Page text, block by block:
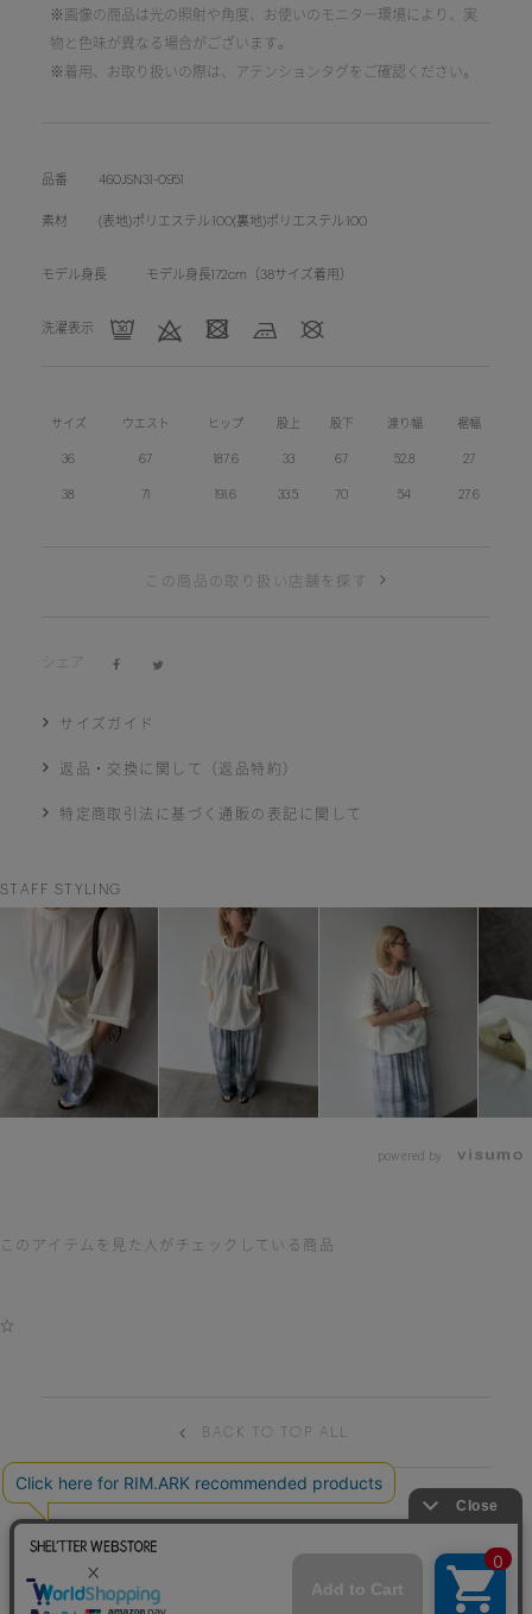
※画像の商品は光の照射や角度、お使いのモニター環境により、実
物と色味が異なる場合がございます。
※着用、お取り扱いの際は、アテンションタグをご確認ください。
品番 460JSN31-0951
素材 (表地)ポリエステル:100(裏地)ポリエステル:100
モデル身長 モデル身長172cm（38サイズ着用）
洗濯表示
サイズ ウエスト ヒップ 股上 股下 渡り幅 裾幅
36 67 187.6 33 67 52.8 27
38 71 191.6 33.5 70 54 27.6
この商品の取り扱い店舗を探す
シェア
サイズガイド
返品・交換に関して（返品特約）
特定商取引法に基づく通販の表記に関して
STAFF STYLING
powered by
このアイテムを見た人がチェックしている商品
☆
BACK TO TOP ALL
HELP TERM OF USE PRIVACY POLICY
CONTACT